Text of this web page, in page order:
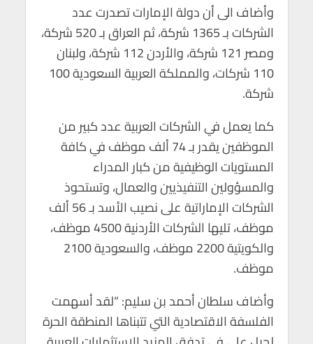
وأضاف الى أن دولة الإمارات تصدرت عدد
الشركات بـ 1365 شركة، ثم العراق بـ 520 شركة،
ومصر 121 شركة، والأردن 112 شركة، ولبنان
110 شركات، والمملكة العربية السعودية 100
شركة.
كما يعمل في الشركات العربية عدد كبير من
الموظفين يقدر بـ 74 ألف موظف في كافة
المستويات الوظيفية من كبار المدراء
والمسؤولين التنفيذيين والعمال، وتستحوذ
الشركات الإماراتية على نصيب الأسد بـ 56 ألف
موظف، تليها الشركات الأردنية 4500 موظف،
والكويتية 2200 موظف، والسعودية 2100
موظف.
وأضاف سلطان أحمد بن سليم: “لقد أسهمت
الفلسفة الاقتصادية التي تتبناها المنطقة الحرة